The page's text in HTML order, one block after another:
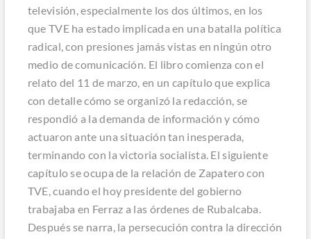
televisión, especialmente los dos últimos, en los
que TVE ha estado implicada en una batalla política
radical, con presiones jamás vistas en ningún otro
medio de comunicación. El libro comienza con el
relato del 11 de marzo, en un capítulo que explica
con detalle cómo se organizó la redacción, se
respondió a la demanda de información y cómo
actuaron ante una situación tan inesperada,
terminando con la victoria socialista. El siguiente
capítulo se ocupa de la relación de Zapatero con
TVE, cuando el hoy presidente del gobierno
trabajaba en Ferraz a las órdenes de Rubalcaba.
Después se narra, la persecución contra la dirección